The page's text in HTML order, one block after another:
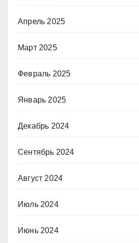
Апрель 2025
Март 2025
Февраль 2025
Январь 2025
Декабрь 2024
Сентябрь 2024
Август 2024
Июль 2024
Июнь 2024